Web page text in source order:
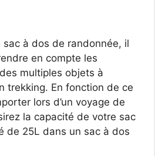
sac à dos de randonnée, il
en compte les
multiples objets à
trekking. En fonction de ce
lors d’un voyage de
la capacité de votre sac
de 25L dans un sac à dos